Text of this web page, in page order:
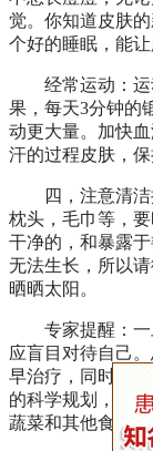
觉。你知道皮肤
个好的睡眠，能让
经常运动：运
果，每天3分钟的
动更大量。加快
汗的过程皮肤，保
四，注意清洁
枕头，毛巾等，
干净的，和暴露
无法生长，所以
晒晒太阳。
专家提醒：一
应盲目对待自己
早治疗，同时在
的科学规划，饮
蔬菜和其他食物